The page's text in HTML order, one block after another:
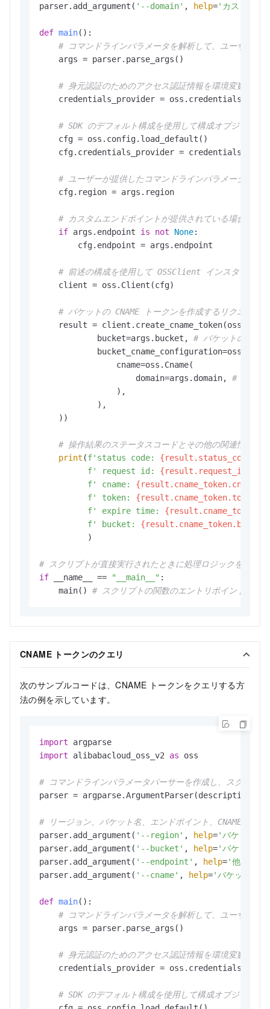
parser.add_argument( '--domain' , help='カスタムド
def main():
# コマンドラインパラメータを解析して、ユーザーが
    args = parser.parse_args()
# 身元認証のためのアクセス認証情報を環境変数から
credentials_provider =
# SDK のデフォルト構成を使用して構成オブジェクト
    cfg = oss.config.load_default()
cfg.credentials_provider =
# ユーザーが提供したコマンドラインパラメータに基
    cfg.region = args.region
# カスタムエンドポイントが提供されている場合は
if args.endpoint is not None:
        cfg.endpoint = args.endpoint
# 前述の構成を使用して OSSClient インスタンスを
    client = oss.Client(cfg)
# バケットの CNAME トークンを作成するリクエスト
result =
            bucket=args.bucket,
# バケットの名前。
                cname=oss.Cname(
                    domain=args.domain,
# カスタ
                ),
            ),
    ))
# 操作結果のステータスコードとその他の関連情報を
print (f'status code: {result.status_code}
f' request id: {result.request_id}
f' cname: {result.cname_token.cname
f' token: {result.cname_token.token
f' expire time:
f' bucket: {result.cname_token.bucket
          )
# スクリプトが直接実行されたときに処理ロジックを開始
if __name__ == "__main__" :
    main()
# スクリプトの関数のエントリポイントを指
CNAME トークンのクエリ
次のサンプルコードは、CNAME トークンをクエリする方
法の例を示しています。
import
import alibabacloud_oss_v2 as oss
# コマンドラインパラメータパーサーを作成し、スクリプ
parser = argparse.ArgumentParser(description=
# リージョン、バケット名、エンドポイント、CNAME レ
parser.add_argument( '--region' , help='バケットが
parser.add_argument( '--bucket' , help='バケットの
parser.add_argument( '--endpoint' , help='他のサー
parser.add_argument( '--cname' , help='バケットに
def main():
# コマンドラインパラメータを解析して、ユーザーが
    args = parser.parse_args()
# 身元認証のためのアクセス認証情報を環境変数から
credentials_provider =
# SDK のデフォルト構成を使用して構成オブジェクト